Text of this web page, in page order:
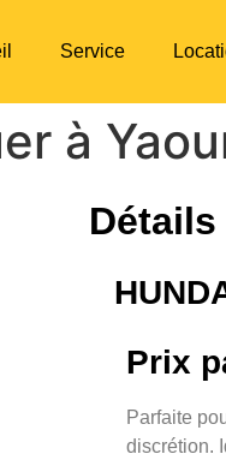
Service
à
Prix
Parfaite
discrétion.